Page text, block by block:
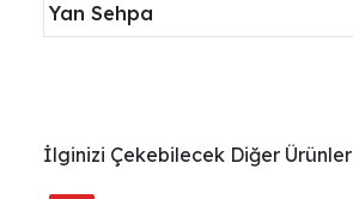
Yan Sehpa
İlginizi Çekebilecek Diğer Ürünler